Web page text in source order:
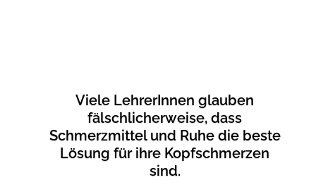
Viele LehrerInnen glauben
fälschlicherweise, dass
Schmerzmittel und Ruhe die beste
Lösung für ihre Kopfschmerzen
sind.